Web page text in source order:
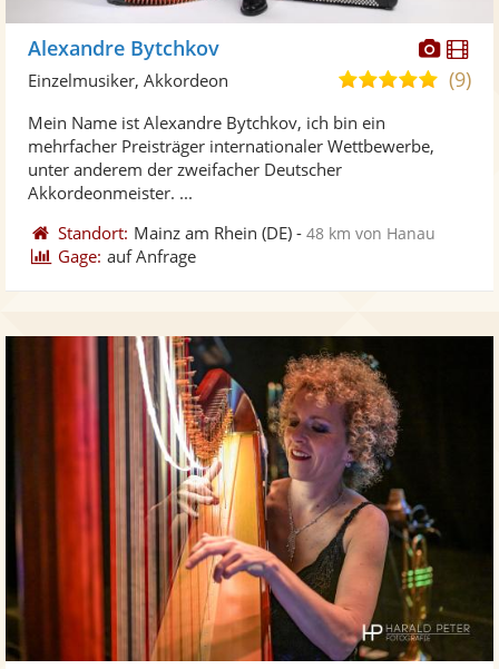
Alexandre Bytchkov
5,0(9)
Einzelmusiker, Akkordeon
Mein Name ist Alexandre Bytchkov, ich bin ein
mehrfacher Preisträger internationaler Wettbewerbe,
unter anderem der zweifacher Deutscher
Akkordeonmeister. ...
Standort: Mainz am Rhein (DE) -48 km von Hanau
Gage: auf Anfrage